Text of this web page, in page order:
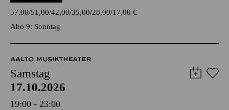
57,00 51,00 42,00 35,00 28,00 17,00 €
Abo 9: Sonntag
AALTO MUSIKTHEATER
Samstag
17.10.2026
19:00 - 23:00